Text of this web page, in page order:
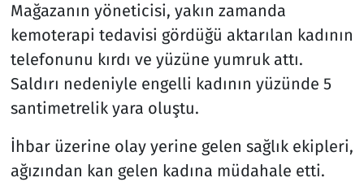
Mağazanın yöneticisi, yakın zamanda
kemoterapi tedavisi gördüğü aktarılan kadının
telefonunu kırdı ve yüzüne yumruk attı.
Saldırı nedeniyle engelli kadının yüzünde 5
santimetrelik yara oluştu.
İhbar üzerine olay yerine gelen sağlık ekipleri,
ağızından kan gelen kadına müdahale etti.
Teknoloji ve Bilim
Televizyon